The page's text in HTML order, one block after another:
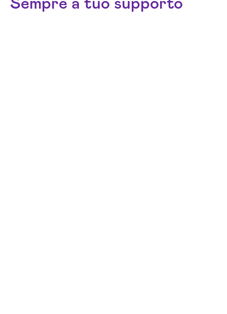
Sempre a tuo supporto